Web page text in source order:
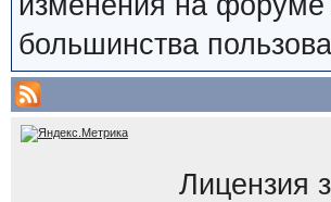
большинства
Лицензия